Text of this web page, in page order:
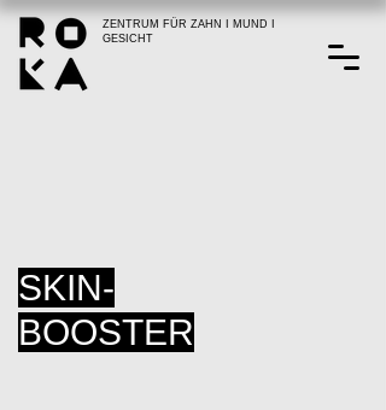
ZENTRUM FÜR ZAHN I MUND I
GESICHT
SKIN-
BOOSTER